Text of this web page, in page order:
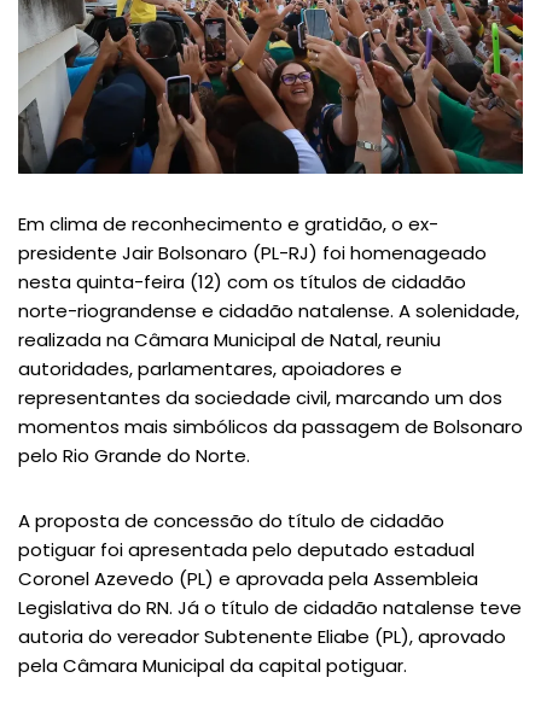
Em clima de reconhecimento e gratidão, o ex-
presidente Jair Bolsonaro (PL-RJ) foi homenageado
nesta quinta-feira (12) com os títulos de cidadão
norte-riograndense e cidadão natalense. A solenidade,
realizada na Câmara Municipal de Natal, reuniu
autoridades, parlamentares, apoiadores e
representantes da sociedade civil, marcando um dos
momentos mais simbólicos da passagem de Bolsonaro
pelo Rio Grande do Norte.
A proposta de concessão do título de cidadão
potiguar foi apresentada pelo deputado estadual
Coronel Azevedo (PL) e aprovada pela Assembleia
Legislativa do RN. Já o título de cidadão natalense teve
autoria do vereador Subtenente Eliabe (PL), aprovado
pela Câmara Municipal da capital potiguar.